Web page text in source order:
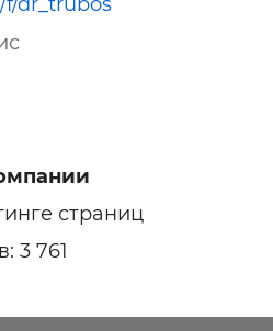
страниц
3 761